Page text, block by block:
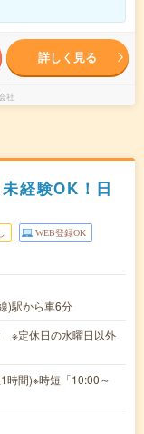
詳しく見る
社
経験OK！日
WEB登録OK
)駅から車6分
※定休日の水曜日以外
間)※時短「10:00～